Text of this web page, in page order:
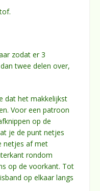
zodat er 3
twee delen over,
dat het makkelijkst
Voor een patroon
op de
je de punt netjes
netjes af met
rondom
op de voorkant. Tot
op elkaar langs